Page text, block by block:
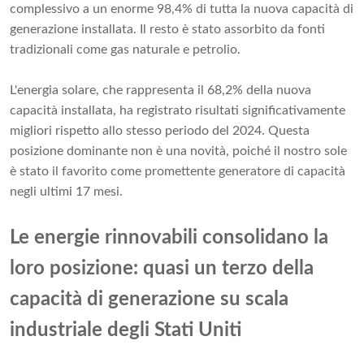
complessivo a un enorme 98,4% di tutta la nuova capacità di
generazione installata. Il resto è stato assorbito da fonti
tradizionali come gas naturale e petrolio.
L'energia solare, che rappresenta il 68,2% della nuova
capacità installata, ha registrato risultati significativamente
migliori rispetto allo stesso periodo del 2024. Questa
posizione dominante non è una novità, poiché il nostro sole
è stato il favorito come promettente generatore di capacità
negli ultimi 17 mesi.
Le energie rinnovabili consolidano la
loro posizione: quasi un terzo della
capacità di generazione su scala
industriale degli Stati Uniti